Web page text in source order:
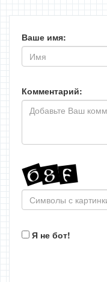
Ваше имя:
Комментарий:
Я не бот!